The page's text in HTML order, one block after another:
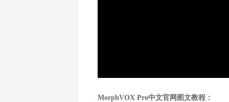
MorphVOX Pro中文官网图文教程：